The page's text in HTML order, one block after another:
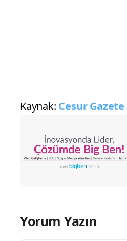
Kaynak: Cesur Gazete
Yorum Yazın